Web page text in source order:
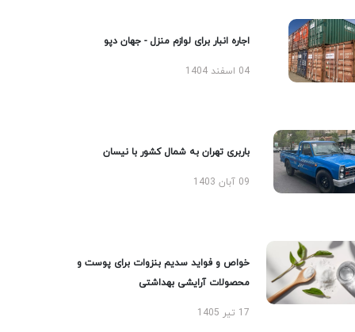
اجاره انبار برای لوازم منزل - جهان دپو
04 اسفند 1404
باربری تهران به شمال کشور با نیسان
09 آبان 1403
خواص و فواید سدیم بنزوات برای پوست و
محصولات آرایشی بهداشتی
17 تیر 1405